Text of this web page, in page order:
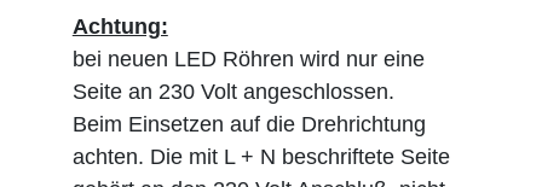
Achtung:
bei neuen LED Röhren wird nur eine
Seite an 230 Volt angeschlossen.
Beim Einsetzen auf die Drehrichtung
achten. Die mit L + N beschriftete Seite